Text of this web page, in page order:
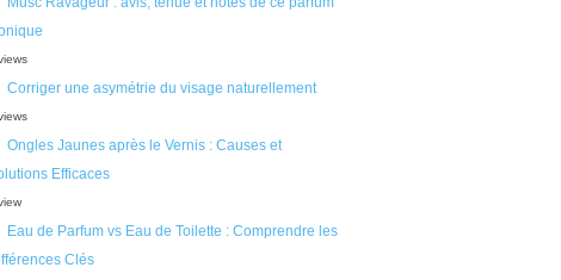
Corriger une asymétrie du visage naturellement
Ongles Jaunes après le Vernis : Causes et
Efficaces
Eau de Parfum vs Eau de Toilette : Comprendre les
Clés